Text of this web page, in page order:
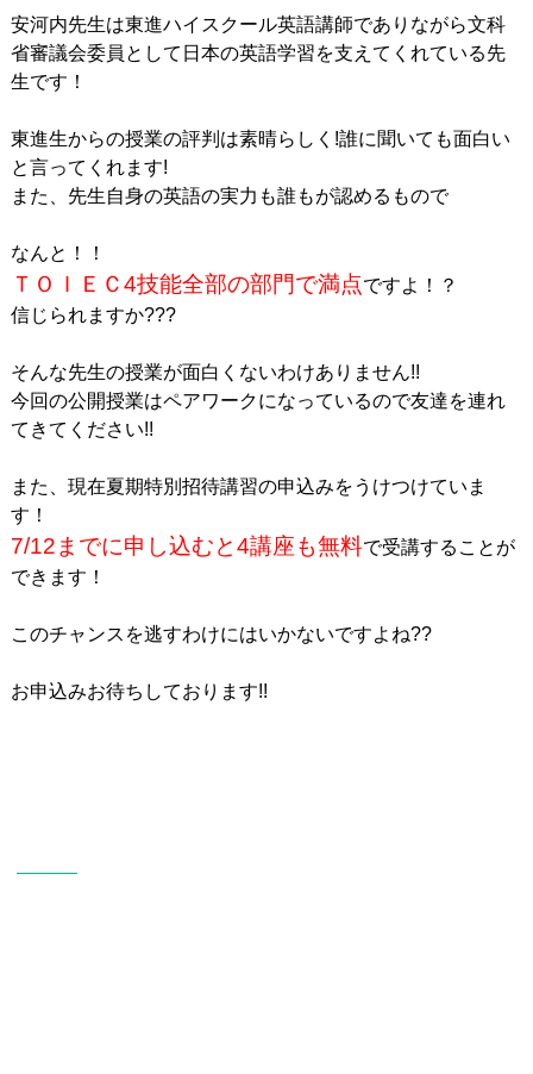
安河内先生は東進ハイスクール英語講師でありながら文科
省審議会委員として日本の英語学習を支えてくれている先
生です！
東進生からの授業の評判は素晴らしく!誰に聞いても面白い
と言ってくれます!
また、先生自身の英語の実力も誰もが認めるもので
なんと！！
ＴＯＩＥＣ4技能全部の部門で満点ですよ！？
信じられますか???
そんな先生の授業が面白くないわけありません!!
今回の公開授業はペアワークになっているので友達を連れ
てきてください!!
また、現在夏期特別招待講習の申込みをうけつけていま
す！
7/12までに申し込むと4講座も無料で受講することが
できます！
このチャンスを逃すわけにはいかないですよね??
お申込みお待ちしております!!